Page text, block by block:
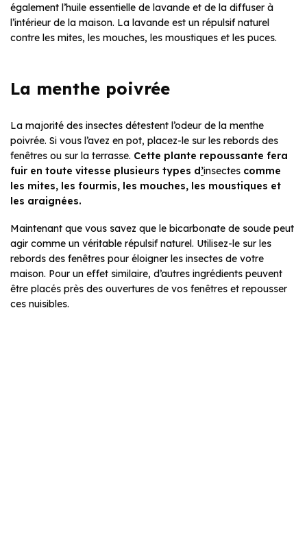
également l’huile essentielle de lavande et de la diffuser à
l’intérieur de la maison. La lavande est un répulsif naturel
contre les mites, les mouches, les moustiques et les puces.
La menthe poivrée
La majorité des insectes détestent l’odeur de la menthe
poivrée. Si vous l’avez en pot, placez-le sur les rebords des
fenêtres ou sur la terrasse. Cette plante repoussante fera
fuir en toute vitesse plusieurs types d’insectes comme
les mites, les fourmis, les mouches, les moustiques et
les araignées.
Maintenant que vous savez que le bicarbonate de soude peut
agir comme un véritable répulsif naturel. Utilisez-le sur les
rebords des fenêtres pour éloigner les insectes de votre
maison. Pour un effet similaire, d’autres ingrédients peuvent
être placés près des ouvertures de vos fenêtres et repousser
ces nuisibles.